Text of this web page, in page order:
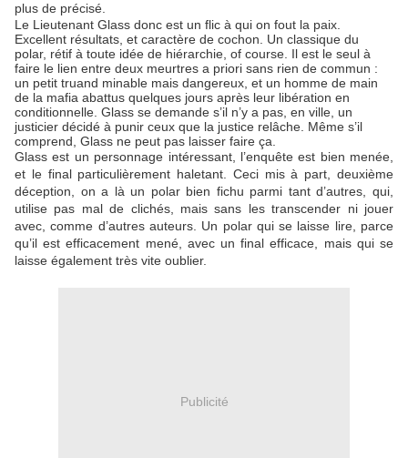
plus de précisé.
Le Lieutenant Glass donc est un flic à qui on fout la paix.
Excellent résultats, et caractère de cochon. Un classique du
polar, rétif à toute idée de hiérarchie, of course. Il est le seul à
faire le lien entre deux meurtres a priori sans rien de commun :
un petit truand minable mais dangereux, et un homme de main
de la mafia abattus quelques jours après leur libération en
conditionnelle. Glass se demande s’il n’y a pas, en ville, un
justicier décidé à punir ceux que la justice relâche. Même s’il
comprend, Glass ne peut pas laisser faire ça.
Glass est un personnage intéressant, l’enquête est bien menée,
et le final particulièrement haletant. Ceci mis à part, deuxième
déception, on a là un polar bien fichu parmi tant d’autres, qui,
utilise pas mal de clichés, mais sans les transcender ni jouer
avec, comme d’autres auteurs. Un polar qui se laisse lire, parce
qu’il est efficacement mené, avec un final efficace, mais qui se
laisse également très vite oublier.
Publicité